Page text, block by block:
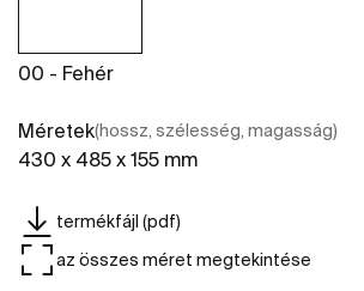
00 - Fehér
Méretek(hossz, szélesség, magasság)
430 x 485 x 155 mm
termékfájl (pdf)
az összes méret megtekintése